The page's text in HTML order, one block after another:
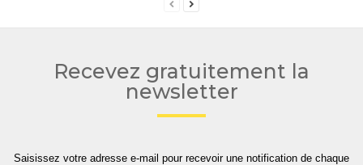
Recevez gratuitement la
newsletter
Saisissez votre adresse e-mail pour recevoir une notification de chaque